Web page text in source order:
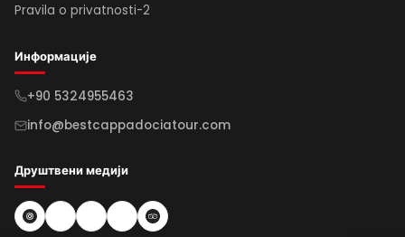
Pravila o privatnosti-2
Информације
+90 5324955463
info@bestcappadociatour.com
Друштвени медији